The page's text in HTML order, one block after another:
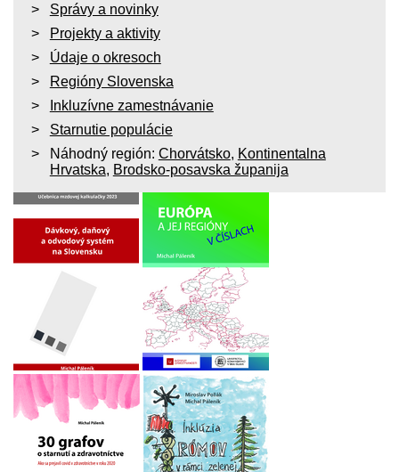
Správy a novinky
Projekty a aktivity
Údaje o okresoch
Regióny Slovenska
Inkluzívne zamestnávanie
Starnutie populácie
Náhodný región: Chorvátsko, Kontinentalna
Hrvatska, Brodsko-posavska županija